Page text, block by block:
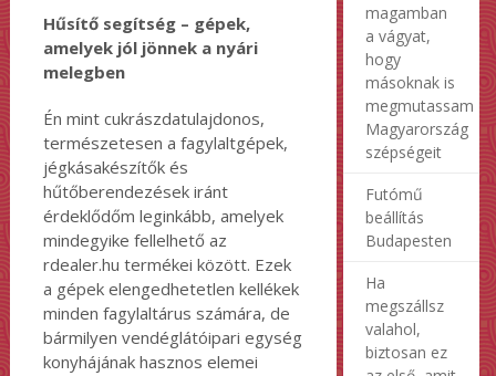
Hűsítő segítség – gépek,
amelyek jól jönnek a nyári
melegben
Én mint cukrászdatulajdonos,
természetesen a fagylaltgépek,
jégkásakészítők és
hűtőberendezések iránt
érdeklődőm leginkább, amelyek
mindegyike fellelhető az
rdealer.hu termékei között. Ezek
a gépek elengedhetetlen kellékek
minden fagylaltárus számára, de
bármilyen vendéglátóipari egység
konyhájának hasznos elemei
magamban
a vágyat,
hogy
másoknak is
megmutassam
Magyarország
szépségeit
Futómű
beállítás
Budapesten
Ha
megszállsz
valahol,
biztosan ez